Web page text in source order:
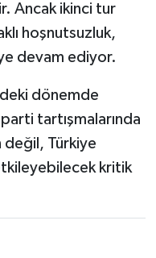
Ancak ikinci tur
hoşnutsuzluk,
devam ediyor.
dönemde
tartışmalarında
değil, Türkiye
kritik